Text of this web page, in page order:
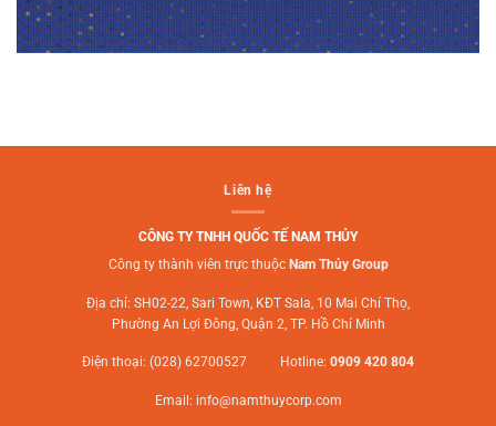
Liên hệ
CÔNG TY TNHH QUỐC TẾ NAM THỦY
Công ty thành viên trực thuộc Nam Thủy Group
Địa chỉ: SH02-22, Sari Town, KĐT Sala, 10 Mai Chí Thọ,
Phường An Lợi Đông, Quận 2, TP. Hồ Chí Minh
Điện thoại: (028) 62700527 Hotline: 0909 420 804
Email: info@namthuycorp.com